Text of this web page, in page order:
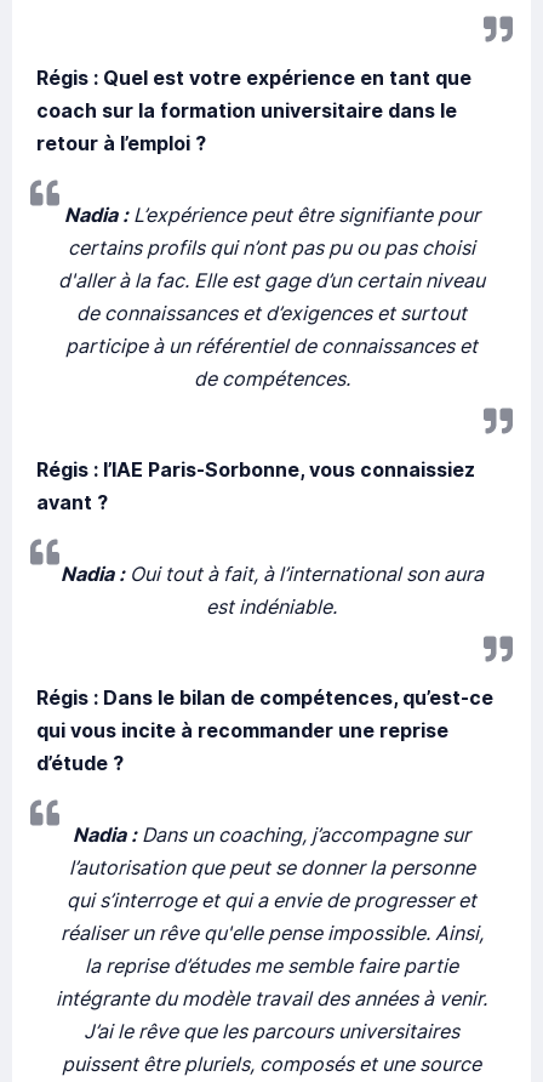
Régis : Quel est votre expérience en tant que
coach sur la formation universitaire dans le
retour à l’emploi ?
Nadia : L’expérience peut être signifiante pour
certains profils qui n’ont pas pu ou pas choisi
d'aller à la fac. Elle est gage d’un certain niveau
de connaissances et d’exigences et surtout
participe à un référentiel de connaissances et
de compétences.
Régis : l’IAE Paris-Sorbonne, vous connaissiez
avant ?
Nadia :Oui tout à fait, à l’international son aura
est indéniable.
Régis : Dans le bilan de compétences, qu’est-ce
qui vous incite à recommander une reprise
d’étude ?
Nadia : Dans un coaching, j’accompagne sur
l’autorisation que peut se donner la personne
qui s’interroge et qui a envie de progresser et
réaliser un rêve qu'elle pense impossible. Ainsi,
la reprise d’études me semble faire partie
intégrante du modèle travail des années à venir.
J’ai le rêve que les parcours universitaires
puissent être pluriels, composés et une source